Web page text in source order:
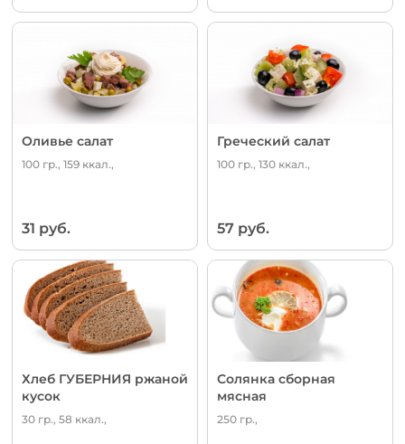
Оливье салат
100 гр., 159 ккал.,
31 руб.
Греческий салат
100 гр., 130 ккал.,
57 руб.
Хлеб ГУБЕРНИЯ ржаной
кусок
30 гр., 58 ккал.,
Солянка сборная
мясная
250 гр.,